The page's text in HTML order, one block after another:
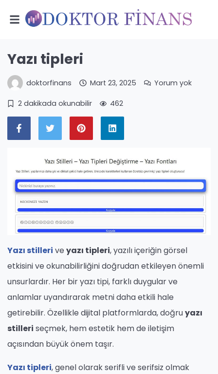
Yazı tipleri
doktorfinans Mart 23, 2025 Yorum yok
2 dakikada okunabilir 462
Yazı stilleri ve yazı tipleri, yazılı içeriğin görsel
etkisini ve okunabilirliğini doğrudan etkileyen önemli
unsurlardır. Her bir yazı tipi, farklı duygular ve
anlamlar uyandırarak metni daha etkili hale
getirebilir. Özellikle dijital platformlarda, doğruyazı
stilleri seçmek, hem estetik hem de iletişim
açısından büyük önem taşır.
Yazı tipleri, genel olarak serifli ve serifsiz olmak